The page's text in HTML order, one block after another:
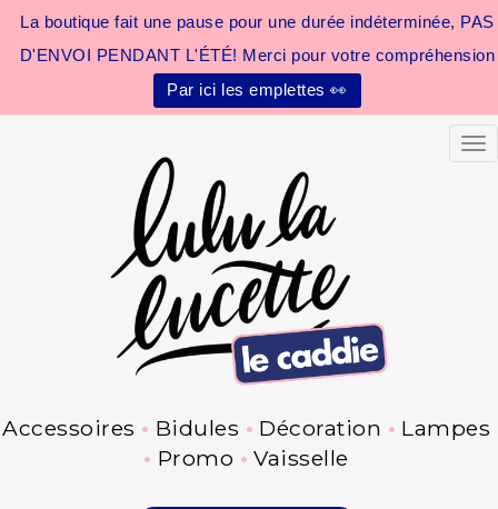
La boutique fait une pause pour une durée indéterminée, PAS
D'ENVOI PENDANT L'ÉTÉ! Merci pour votre compréhension
Par ici les emplettes 👀
Accessoires Bidules Décoration
Lampes
Promo
Vaisselle